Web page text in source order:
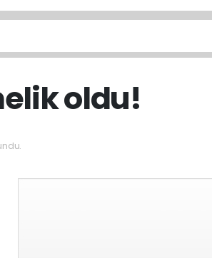
oldu!